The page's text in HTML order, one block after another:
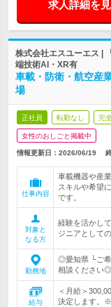
求人詳細を
株式会社エスユーエス |
端技術AI・XR有
車載・防衛・航空産
場
正社員 転勤なし 完
女性のおしごと掲載中
情報更新日：2026/06/19
仕事内容
車載機器や産
スキルや希望
です。
対象と
なる方
経験を活かし
ジニアとして
勤務地
◎愛知県 └ご希
相談ください
給与
＜月給＞
決定します。※